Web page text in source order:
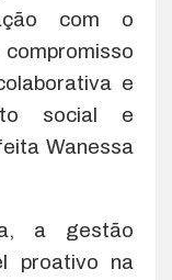
com o
e
social e
Wanessa
a gestão
proativo na